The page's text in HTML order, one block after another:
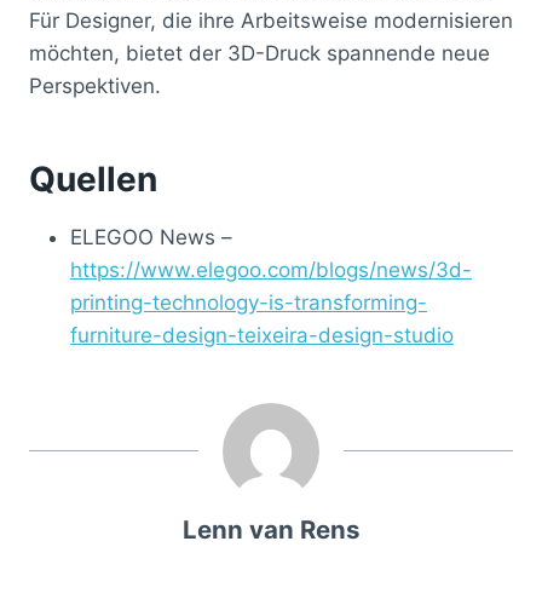
Für Designer, die ihre Arbeitsweise modernisieren
möchten, bietet der 3D-Druck spannende neue
Perspektiven.
Quellen
ELEGOO News –
https://www.elegoo.com/blogs/news/3d-
printing-technology-is-transforming-
furniture-design-teixeira-design-studio
Lenn van Rens